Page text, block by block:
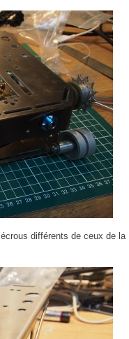
différents de ceux de la